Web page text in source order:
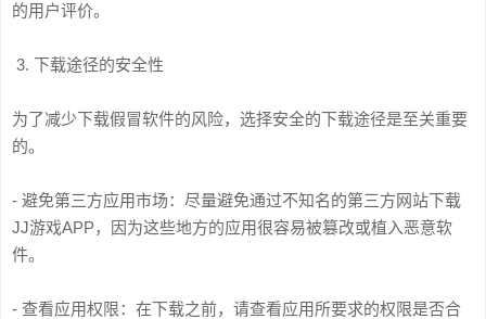
的用户评价。
3. 下载途径的安全性
为了减少下载假冒软件的风险，选择安全的下载途径是至关重要
的。
- 避免第三方应用市场：尽量避免通过不知名的第三方网站下载
JJ游戏APP，因为这些地方的应用很容易被篡改或植入恶意软
件。
- 查看应用权限：在下载之前，请查看应用所要求的权限是否合